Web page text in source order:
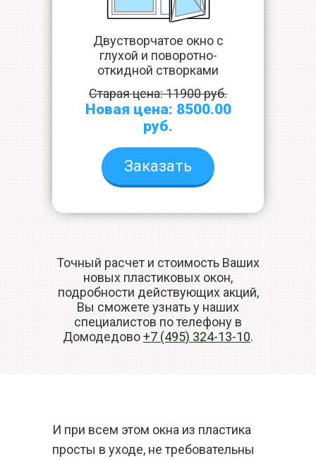
Двустворчатое окно с
глухой и поворотно-
откидной створками
Старая цена: 11900 руб.
Новая цена: 8500.00
руб.
Заказать
Точный расчет и стоимость Ваших
новых пластиковых окон,
подробности действующих акций,
Вы сможете узнать у наших
специалистов по телефону в
Домодедово+7 (495) 324-13-10.
И при всем этом окна из пластика
просты в уходе, не требовательны